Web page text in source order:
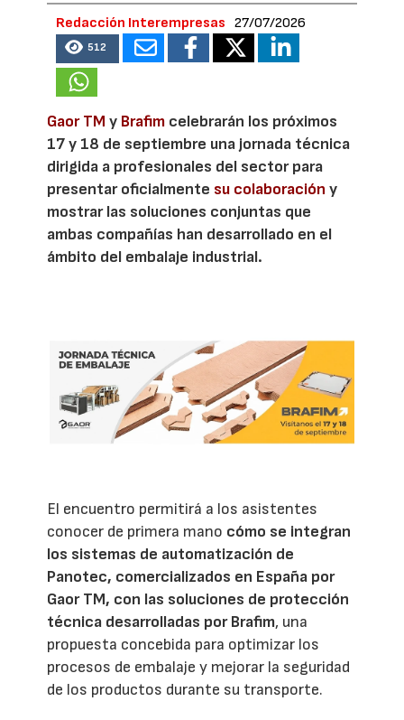
Redacción Interempresas 27/07/2026
512
Gaor TM y Brafim celebrarán los próximos
17 y 18 de septiembre una jornada técnica
dirigida a profesionales del sector para
presentar oficialmente su colaboración y
mostrar las soluciones conjuntas que
ambas compañías han desarrollado en el
ámbito del embalaje industrial.
El encuentro permitirá a los asistentes
conocer de primera mano cómo se integran
los sistemas de automatización de
Panotec, comercializados en España por
Gaor TM, con las soluciones de protección
técnica desarrolladas por Brafim, una
propuesta concebida para optimizar los
procesos de embalaje y mejorar la seguridad
de los productos durante su transporte.